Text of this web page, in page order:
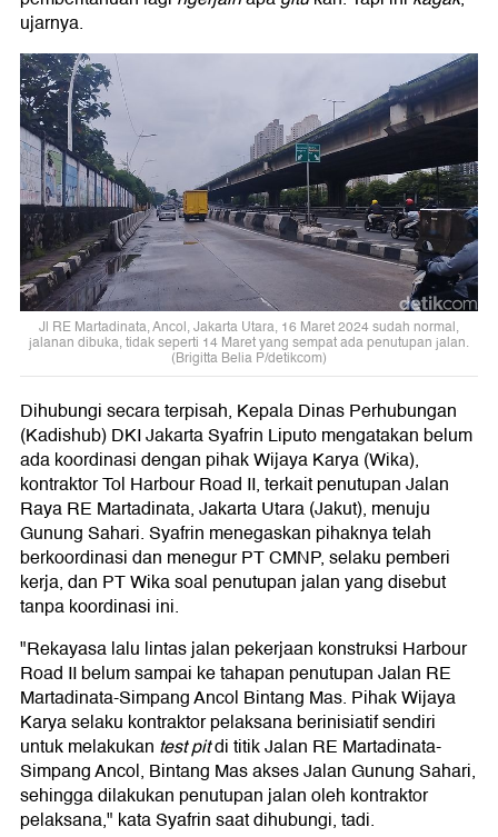
ujarnya.
Jl RE Martadinata, Ancol, Jakarta Utara, 16 Maret 2024 sudah normal,
jalanan dibuka, tidak seperti 14 Maret yang sempat ada penutupan jalan.
(Brigitta Belia P/detikcom)
Dihubungi secara terpisah, Kepala Dinas Perhubungan
(Kadishub) DKI Jakarta Syafrin Liputo mengatakan belum
ada koordinasi dengan pihak Wijaya Karya (Wika),
kontraktor Tol Harbour Road II, terkait penutupan Jalan
Raya RE Martadinata, Jakarta Utara (Jakut), menuju
Gunung Sahari. Syafrin menegaskan pihaknya telah
berkoordinasi dan menegur PT CMNP, selaku pemberi
kerja, dan PT Wika soal penutupan jalan yang disebut
tanpa koordinasi ini.
"Rekayasa lalu lintas jalan pekerjaan konstruksi Harbour
Road II belum sampai ke tahapan penutupan Jalan RE
Martadinata-Simpang Ancol Bintang Mas. Pihak Wijaya
Karya selaku kontraktor pelaksana berinisiatif sendiri
untuk melakukan test pitdi titik Jalan RE Martadinata-
Simpang Ancol, Bintang Mas akses Jalan Gunung Sahari,
sehingga dilakukan penutupan jalan oleh kontraktor
pelaksana," kata Syafrin saat dihubungi, tadi.